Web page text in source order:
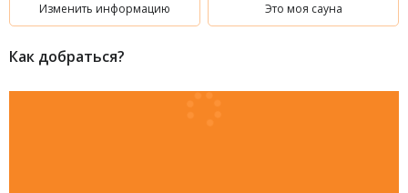
Изменить информацию Это моя сауна
Как добраться?